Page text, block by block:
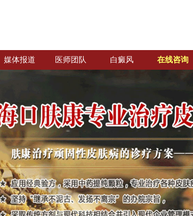
媒体报道 医师团队 白癜风 在线咨询